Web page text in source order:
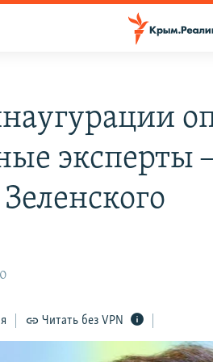
эксперты
Читать без VPN